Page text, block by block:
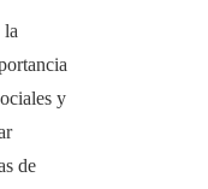
la
y
de